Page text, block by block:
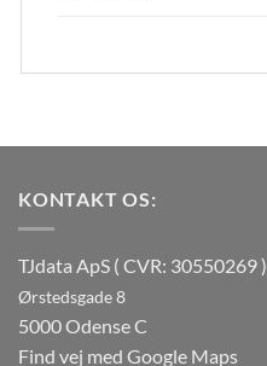
KONTAKT OS:
TJdata ApS ( CVR: 30550269 )
Ørstedsgade 8
5000 Odense C
Find vej med Google Maps